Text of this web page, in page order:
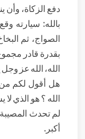
دفع الزكاة، وأن
بالله: سيارته
الصواج، ثم
الله، الله عز وجل
هل أقول لكم
الله ؟ هو الذي لا
لم تحدث
أكبر.